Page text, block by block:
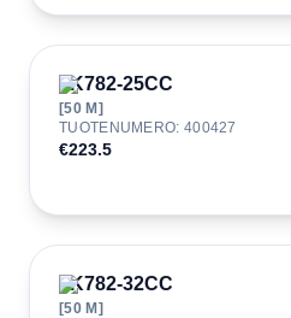
JK782-25CC
[50M]
TUOTENUMERO: 400427
€223.5
JK782-32CC
[50M]